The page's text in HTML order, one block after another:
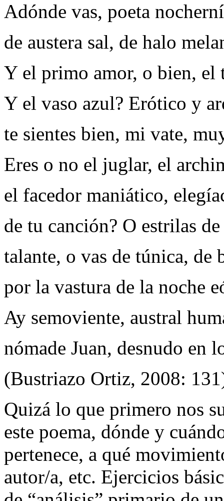
Adónde vas, poeta
de austera sal, de halo
Y el primo amor, o bien, el
Y el vaso azul? Erótico y
te sientes bien, mi vate,
Eres o no el juglar, el
el facedor maniático,
de tu canción? O estrilas
talante, o vas de túnica, de
por la vastura de la noche
Ay semoviente, austral
nómade Juan, desnudo en
(Bustriazo Ortiz, 2008:
Quizá lo que primero nos
este poema, dónde y
pertenece, a qué
autor/a, etc. Ejercicios